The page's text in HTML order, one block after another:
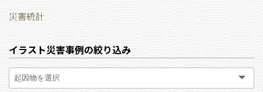
災害統計
イラスト災害事例の絞り込み